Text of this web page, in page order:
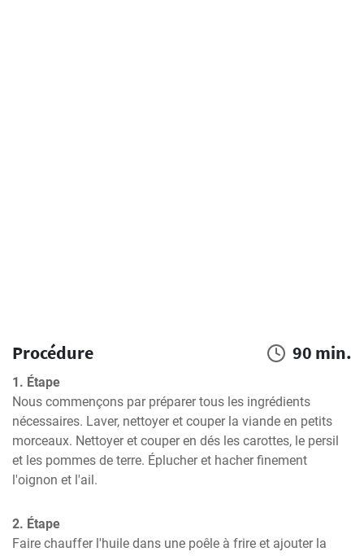
Procédure 90 min.
1. Étape
Nous commençons par préparer tous les ingrédients
nécessaires. Laver, nettoyer et couper la viande en petits
morceaux. Nettoyer et couper en dés les carottes, le persil
et les pommes de terre. Éplucher et hacher finement
l'oignon et l'ail.
2. Étape
Faire chauffer l'huile dans une poêle à frire et ajouter la